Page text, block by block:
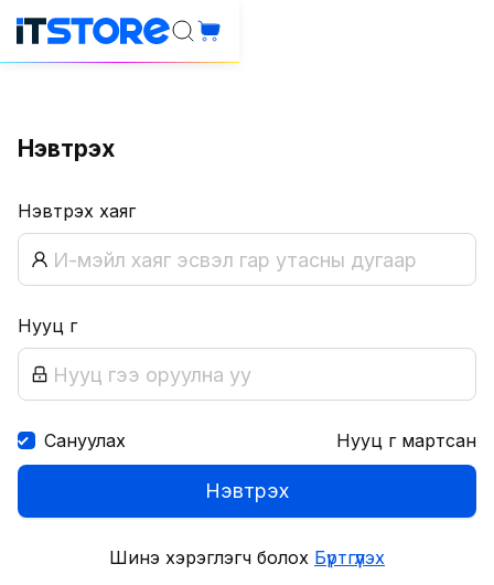
Нэвтрэх
Нэвтрэх хаяг
Нууц үг
Сануулах Нууц үг мартсан
Нэвтрэх
Шинэ хэрэглэгч болох Бүртгүүлэх